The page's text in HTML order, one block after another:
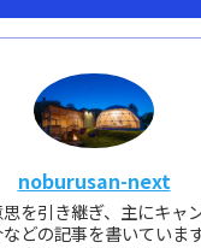
noburusan-next
を引き継ぎ、主にキャ
どの記事を書いていま